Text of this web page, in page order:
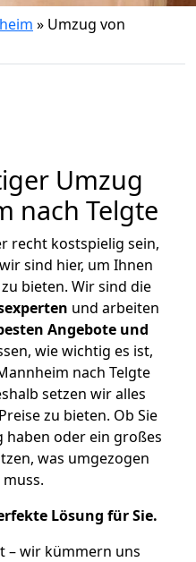
» Umzug von
Umzug
nach Telgte
recht kostspielig sein,
sind hier, um Ihnen
zu bieten. Wir sind die
und arbeiten
Angebote und
wie wichtig es ist,
nach Telgte
setzen wir alles
zu bieten. Ob Sie
haben oder ein großes
was umgezogen
Lösung für Sie.
– wir kümmern uns